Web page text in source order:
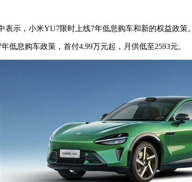
示，小米YU7限时上线7年低息购车和新的权益政策。
息购车政策，首付4.99万元起，月供低至2593元。